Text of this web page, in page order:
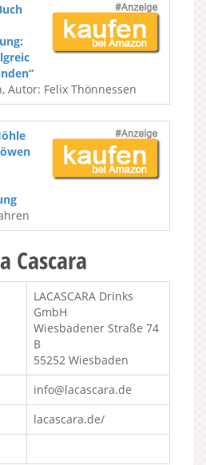
Autor: Felix Thönnessen
Cascara
LACASCARA Drinks
GmbH
Wiesbadener Straße 74
B
55252 Wiesbaden
info@lacascara.de
lacascara.de/